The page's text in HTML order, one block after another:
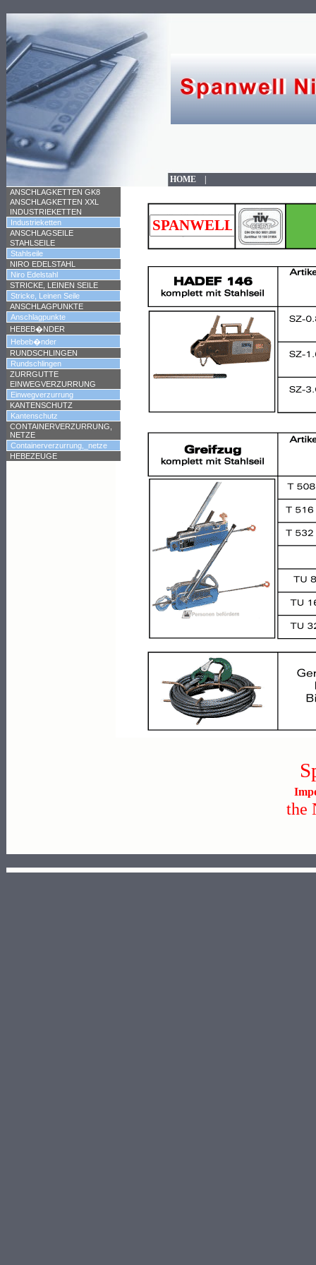
HOME
the
ANSCHLAGKETTEN GK8
ANSCHLAGKETTEN XXL
INDUSTRIEKETTEN
Industrieketten
ANSCHLAGSEILE
STAHLSEILE
Stahlseile
NIRO EDELSTAHL
Niro Edelstahl
STRICKE, LEINEN SEILE
Stricke, Leinen Seile
ANSCHLAGPUNKTE
Anschlagpunkte
HEBEB�NDER
Hebeb�nder
RUNDSCHLINGEN
Rundschlingen
ZURRGUTTE
EINWEGVERZURRUNG
Einwegverzurrung
KANTENSCHUTZ
Kantenschutz
CONTAINERVERZURRUNG,
NETZE
Containerverzurrung,_netze
HEBEZEUGE